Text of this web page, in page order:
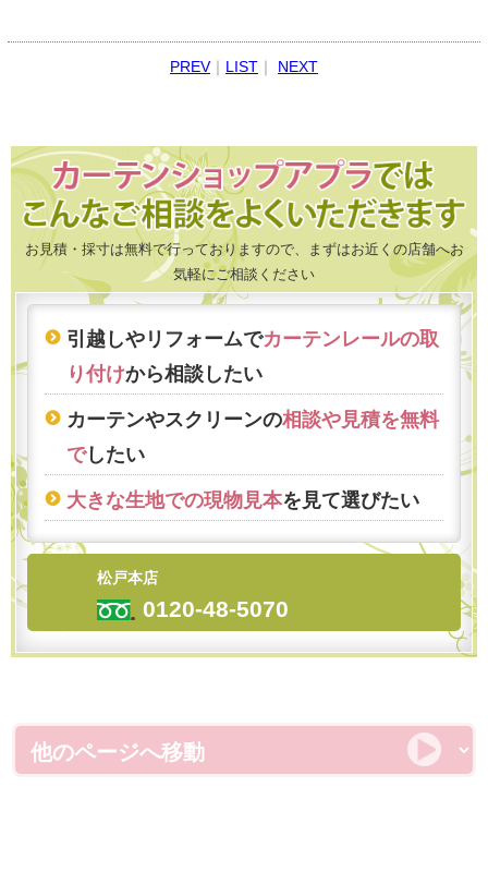
PREV｜ LIST｜ NEXT
お見積・採寸は無料で行っておりますので、まずはお近くの店舗へお
気軽にご相談ください
引越しやリフォームでカーテンレールの取
り付けから相談したい
カーテンやスクリーンの相談や見積を無料
でしたい
大きな生地での現物見本を見て選びたい
松戸本店
0120-48-5070